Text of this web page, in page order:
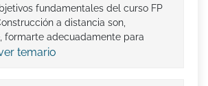
fundamentales del curso FP
a distancia son,
formarte adecuadamente para
temario